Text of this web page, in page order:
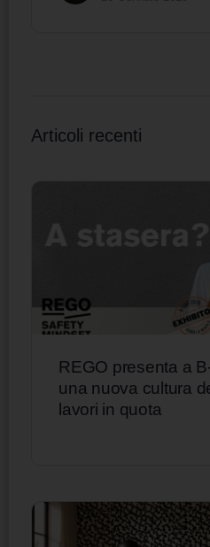
Articoli recenti
REGO presenta a
una nuova cultura
lavori in quota